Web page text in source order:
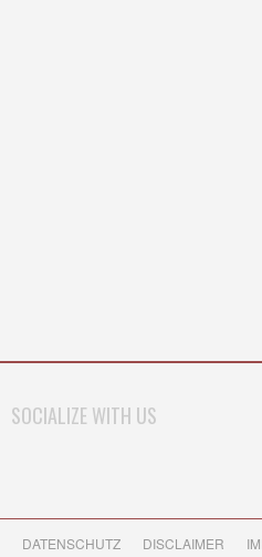
SOCIALIZE WITH US
DATENSCHUTZ DISCLAIMER